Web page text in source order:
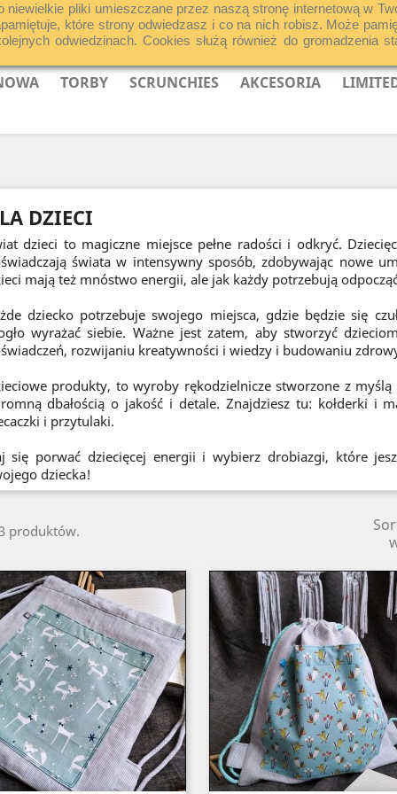
pliki umieszczane przez naszą stronę internetową w
które strony odwiedzasz i co na nich robisz. Może
odwiedzinach. Cookies służą również do gromadzenia
TORBY SCRUNCHIES AKCESORIA
DZIECI
dzieci to magiczne miejsce pełne radości i odkryć.
świata w intensywny sposób, zdobywając nowe
mają też mnóstwo energii, ale jak każdy potrzebują
dziecko potrzebuje swojego miejsca, gdzie będzie się
wyrażać siebie. Ważne jest zatem, aby stworzyć
rozwijaniu kreatywności i wiedzy i budowaniu
produkty, to wyroby rękodzielnicze stworzone z myślą
dbałością o jakość i detale. Znajdziesz tu: kołderki i
i przytulaki.
się porwać dziecięcej energii i wybierz drobiazgi, które
dziecka!
produktów.